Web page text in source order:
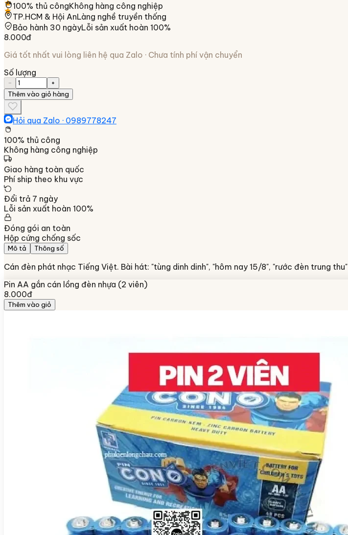
100% thủ côngKhông hàng công nghiệp
TP.HCM & Hội AnLàng nghề truyền thống
Bảo hành 30 ngàyLỗi sản xuất hoàn 100%
8.000đ
Giá tốt nhất vui lòng liên hệ qua Zalo · Chưa tính phí vận chuyển
Số lượng
−
+
Thêm vào giỏ hàng
Hỏi qua Zalo · 0989778247
100% thủ công
Không hàng công nghiệp
Giao hàng toàn quốc
Phí ship theo khu vực
Đổi trả 7 ngày
Lỗi sản xuất hoàn 100%
Đóng gói an toàn
Hộp cứng chống sốc
Mô tả Thông số
Cán đèn phát nhạc Tiếng Việt. Bài hát: "tùng dinh dinh", "hôm nay 15/8", "rước đèn trung thu"
Pin AA gắn cán lồng đèn nhựa (2 viên)
8.000đ
Thêm vào giỏ